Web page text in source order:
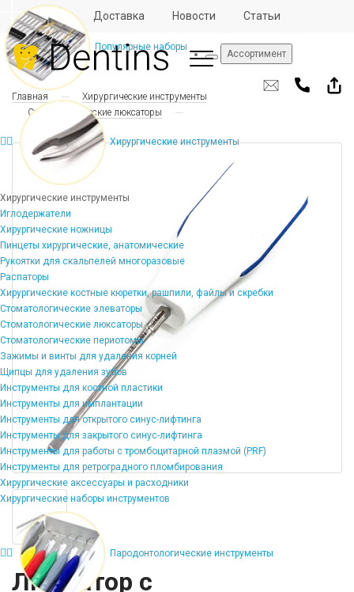
Отзывы Доставка Новости Статьи
Ассортимент
Популярные наборы
Хирургические инструменты
Хирургические инструменты
Иглодержатели
Хирургические ножницы
Пинцеты хирургические, анатомические
Рукоятки для скальпелей многоразовые
Распаторы
Хирургические костные кюретки, рашпили, файлы и скребки
Стоматологические элеваторы
Стоматологические люксаторы
Стоматологические периотомы
Зажимы и винты для удаления корней
Щипцы для удаления зубов
Инструменты для костной пластики
Инструменты для имплантации
Инструменты для открытого синус-лифтинга
Инструменты для закрытого синус-лифтинга
Инструменты для работы с тромбоцитарной плазмой (PRF)
Инструменты для ретроградного пломбирования
Хирургические аксессуары и расходники
Хирургические наборы инструментов
Пародонтологические инструменты
Главная
Хирургические инструменты
Стоматологические люксаторы
Люксатор с